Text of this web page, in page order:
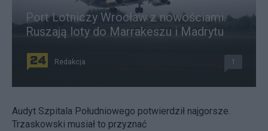
Port Lotniczy Wrocław z nowościami.
Ruszają loty do Marrakeszu i Madrytu
Redakcja 1
Audyt Szpitala Południowego potwierdził najgorsze.
Trzaskowski musiał to przyznać